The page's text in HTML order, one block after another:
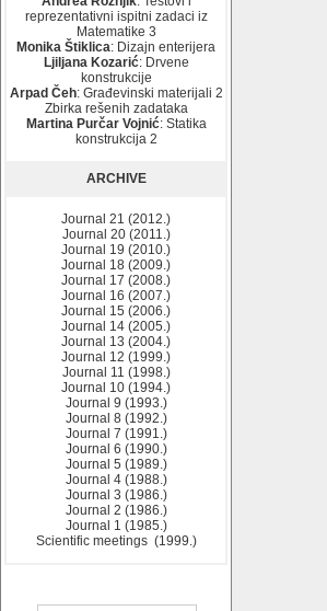
reprezentativni ispitni zadaci iz
Matematike 3
Monika Štiklica: Dizajn enterijera
Ljiljana Kozarić: Drvene
konstrukcije
Arpad Čeh: Građevinski materijali 2
Zbirka rešenih zadataka
Martina Purčar Vojnić: Statika
konstrukcija 2
ARCHIVE
Journal 21 (2012.)
Journal 20 (2011.)
Journal 19 (2010.)
Journal 18 (2009.)
Journal 17 (2008.)
Journal 16 (2007.)
Journal 15 (2006.)
Journal 14 (2005.)
Journal 13 (2004.)
Journal 12 (1999.)
Journal 11 (1998.)
Journal 10 (1994.)
Journal 9 (1993.)
Journal 8 (1992.)
Journal 7 (1991.)
Journal 6 (1990.)
Journal 5 (1989.)
Journal 4 (1988.)
Journal 3 (1986.)
Journal 2 (1986.)
Journal 1 (1985.)
Scientific meetings (1999.)